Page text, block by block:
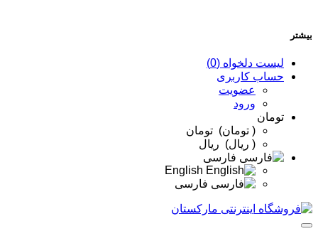
بیشتر
لیست دلخواه (0)
حساب کاربری
عضویت
ورود
تومان
( تومان) تومان
( ريال) ريال
فارسی
فارسی